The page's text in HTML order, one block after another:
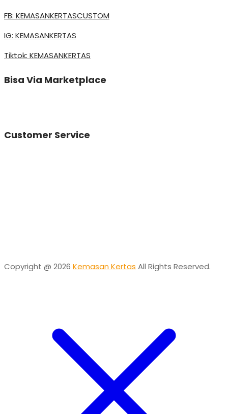
FB: KEMASANKERTASCUSTOM
IG: KEMASANKERTAS
Tiktok: KEMASANKERTAS
Bisa Via Marketplace
Customer Service
Copyright @ 2026 Kemasan Kertas All Rights Reserved.